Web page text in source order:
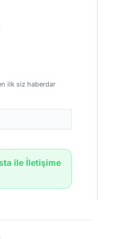
ilk siz haberdar
ile İletişime